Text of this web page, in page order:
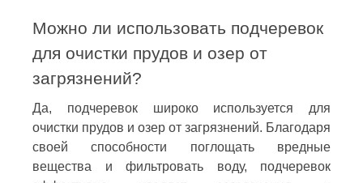
Можно ли использовать подчеревок
для очистки прудов и озер от
загрязнений?
Да, подчеревок широко используется для
очистки прудов и озер от загрязнений. Благодаря
своей способности поглощать вредные
вещества и фильтровать воду, подчеревок